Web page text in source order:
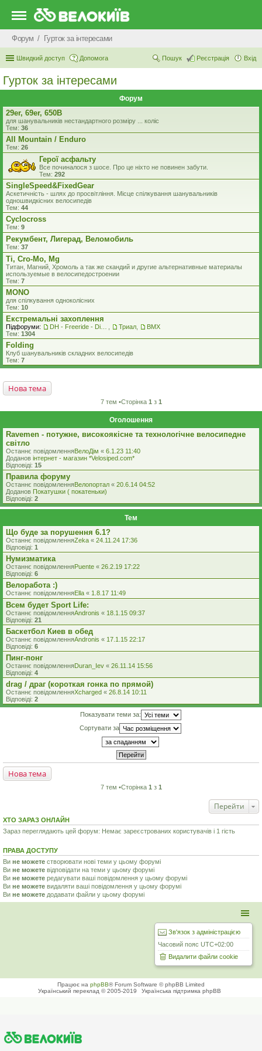
Форум Гурток за інтересами
Швидкий доступ Допомога Вхід
Реєстрація
Пошук
Гурток за інтересами
Форум
29er, 69er, 650B
для шанувальників нестандартного розміру ... коліс
Тем: 36
All Mountain / Enduro
Тем: 26
Герої асфальту
Все починалося з шосе. Про це ніхто не повинен забути.
Тем: 292
SingleSpeed&FixedGear
Аскетичність - шлях до просвітління. Місце спілкування шанувальників
одношвидкісних велосипедiв
Тем: 44
Cyclocross
Тем: 9
Рекумбент, Лигерад, Веломобиль
Тем: 37
Ti, Cro-Mo, Mg
Титан, Магний, Хромоль а так же скандий и другие альтернативные материалы
используемые в велосипедостроении
Тем: 7
MONO
для спілкування одноколісних
Тем: 10
Екстремальні захоплення
Підфоруми: Триал
BMX
Тем: 1304
Folding
Клуб шанувальників складних велосипедів
Тем: 7
Нова тема
7 тем •Сторінка 1 з 1
Оголошення
Ravemen - потужне, високоякісне та технологічне велосипедне
світло
Останнє повідомленняВелоДім « 6.1.23 11:40
Доданов iнтернет - магазин *Velosiped.com*
Відповіді: 15
Правила форуму
Останнє повідомленняВелопортал « 20.6.14 04:52
Доданов Покатушки ( покатеньки)
Відповіді: 2
Тем
Що буде за порушення 6.1?
Останнє повідомленняZeka « 24.11.24 17:36
Відповіді: 1
Нумизматика
Останнє повідомленняPuente « 26.2.19 17:22
Відповіді: 6
Велоработа :)
Останнє повідомленняElla « 1.8.17 11:49
Всем будет Sport Life:
Останнє повідомленняAndronis « 18.1.15 09:37
Відповіді: 21
Баскетбол Киев в обед
Останнє повідомленняAndronis « 17.1.15 22:17
Відповіді: 6
Пинг-понг
Останнє повідомленняDuran_Iev « 26.11.14 15:56
Відповіді: 4
drag / драг (короткая гонка по прямой)
Останнє повідомленняXcharged « 26.8.14 10:11
Відповіді: 2
Показувати теми за:
Сортувати за
Нова тема
7 тем •Сторінка 1 з 1
Перейти
ХТО ЗАРАЗ ОНЛАЙН
Зараз переглядають цей форум: Немає зареєстрованих користувачів і 1 гість
ПРАВА ДОСТУПУ
Ви не можете створювати нові теми у цьому форумі
Ви не можете відповідати на теми у цьому форумі
Ви не можете редагувати ваші повідомлення у цьому форумі
Ви не можете видаляти ваші повідомлення у цьому форумі
Ви не можете додавати файли у цьому форумі
Зв'язок з адміністрацією
Часовий пояс UTC+02:00
Видалити файли cookie
Працює на phpBB® Forum Software © phpBB Limited
Український переклад © 2005-2019
Українська підтримка phpBB